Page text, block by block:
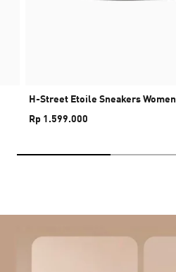
H-Street Etoile Sneakers Women
Rp 1.599.000